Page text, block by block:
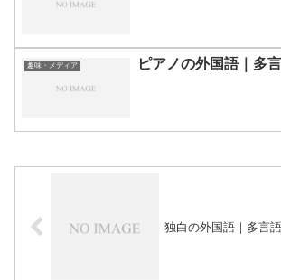
趣味・メディア ピアノの外国語｜多
独白の外国語｜多言